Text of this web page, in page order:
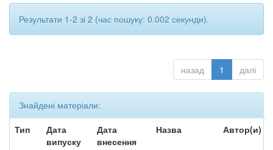
Результати 1-2 зі 2 (час пошуку: 0.002 секунди).
назад 1 далі
Знайдені матеріали:
Тип
Дата
випуску
Дата
внесення
Назва Автор(и)